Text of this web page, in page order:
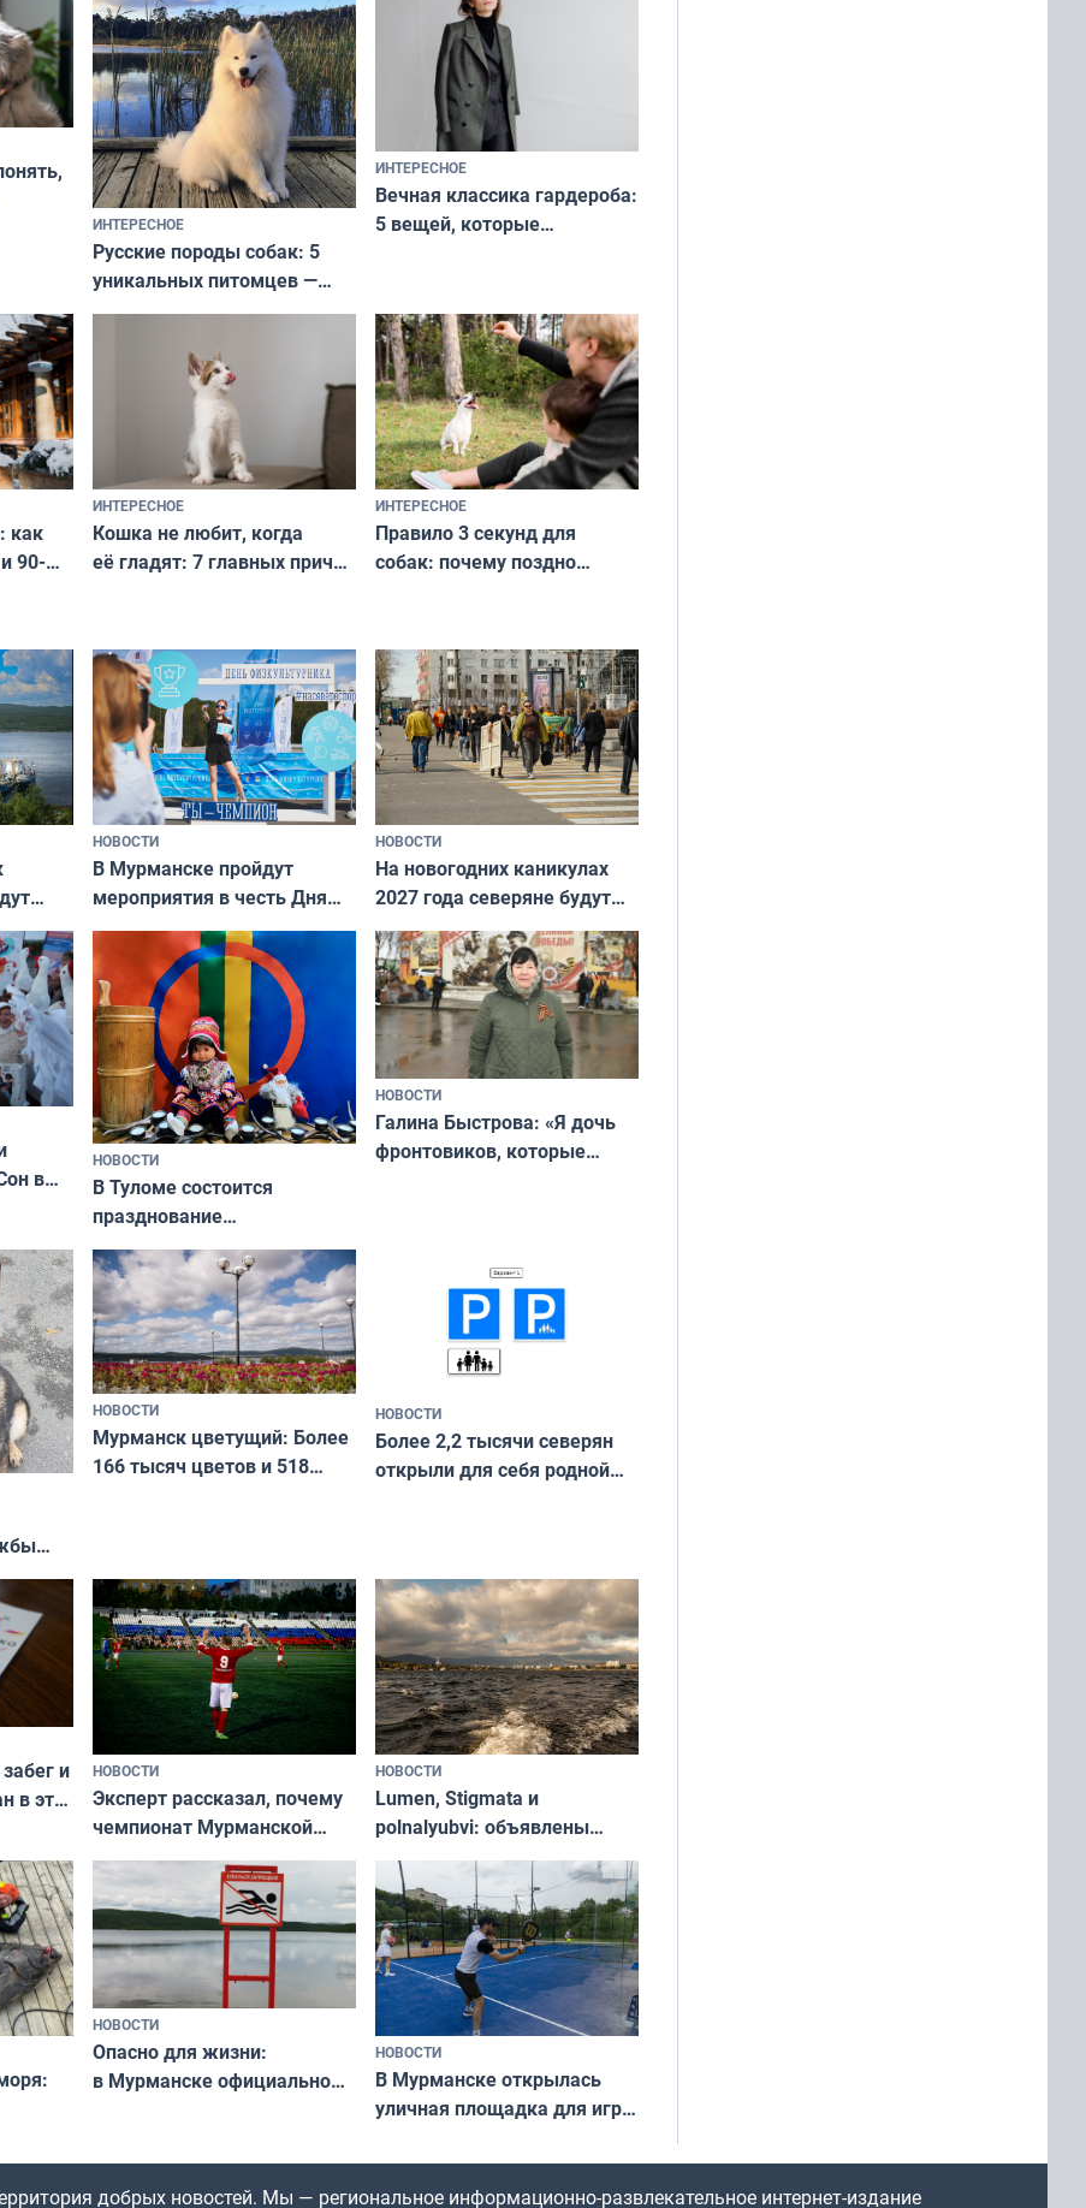
ИНТЕРЕСНОЕ
Русские породы собак: 5
уникальных питомцев —
национальные сокровища
и характером
ИНТЕРЕСНОЕ
Вечная классика гардероба:
5 вещей, которые
и актуально в любой сезон
как
90-
без
ИНТЕРЕСНОЕ
Кошка не любит, когда
её гладят: 7 главных причин
независимому питомцу
ИНТЕРЕСНОЕ
Правило 3 секунд для
собак: почему поздно
питомцу всё сразу и без
криков
НОВОСТИ
В Мурманске пройдут
мероприятия в честь Дня
физкультурника
НОВОСТИ
На новогодних каникулах
2027 года северяне будут
отдыхать 11 дней
в
НОВОСТИ
В Туломе состоится
празднование
Международного дня
коренных народов мира
НОВОСТИ
Галина Быстрова: «Я дочь
фронтовиков, которые
НОВОСТИ
Мурманск цветущий: Более
166 тысяч цветов и 518
НОВОСТИ
Более 2,2 тысячи северян
открыли для себя родной
и
в эти
НОВОСТИ
Эксперт рассказал, почему
чемпионат Мурманской
области по футболу остался
незамеченным
НОВОСТИ
Lumen, Stigmata и
polnalyubvi: объявлены
хедлайнеры фестиваля
«Имандра» в 2026 года
НОВОСТИ
Опасно для жизни:
в Мурманске официально
НОВОСТИ
В Мурманске открылась
уличная площадка для игры
добрых новостей. Мы — региональное информационно-развлекательное интернет-издание